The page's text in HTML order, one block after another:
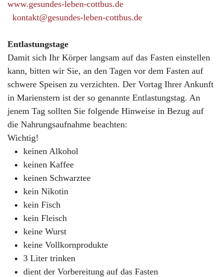
www.gesundes-leben-cottbus.de
kontakt@gesundes-leben-cottbus.de
Entlastungstage
Damit sich Ihr Körper langsam auf das Fasten einstellen
kann, bitten wir Sie, an den Tagen vor dem Fasten auf
schwere Speisen zu verzichten. Der Vortag Ihrer Ankunft
in Marienstern ist der so genannte Entlastungstag. An
jenem Tag sollten Sie folgende Hinweise in Bezug auf
die Nahrungsaufnahme beachten:
Wichtig!
keinen Alkohol
keinen Kaffee
keinen Schwarztee
kein Nikotin
kein Fisch
kein Fleisch
keine Wurst
keine Vollkornprodukte
3 Liter trinken
dient der Vorbereitung auf das Fasten